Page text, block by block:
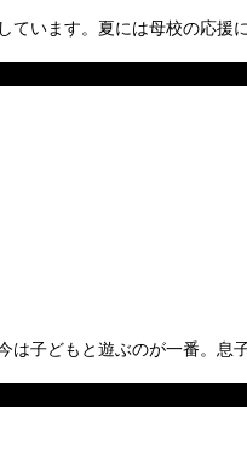
ています。夏には母校の応
子どもと遊ぶのが一番。